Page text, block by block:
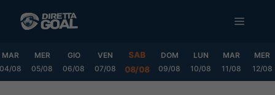
MENU
MAR
04/08
MER
05/08
GIO
06/08
VEN
07/08
SAB
08/08
DOM
09/08
LUN
10/08
MAR
11/08
MER
12/08